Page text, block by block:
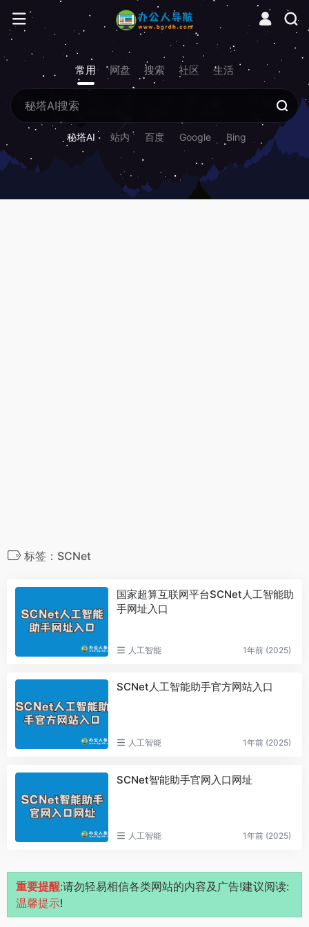
常用 网盘 搜索 社区 生活
秘塔AI 站内 百度 Google Bing
标签：SCNet
国家超算互联网平台SCNet人工智能助
手网址入口
人工智能 1年前 (2025)
SCNet人工智能助手官方网站入口
人工智能 1年前 (2025)
SCNet智能助手官网入口网址
人工智能 1年前 (2025)
重要提醒:请勿轻易相信各类网站的内容及广告!建议阅读:
温馨提示!